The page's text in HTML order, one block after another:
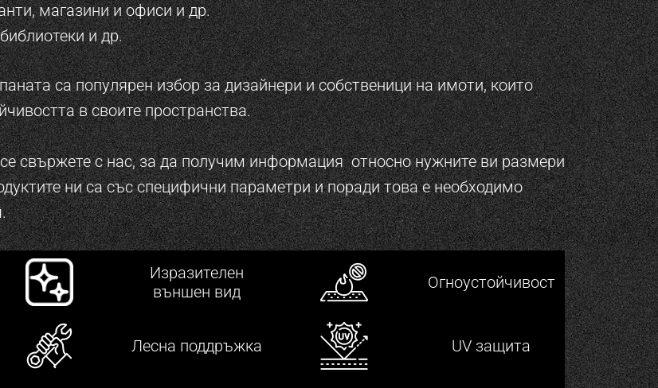
магазини и офиси и др.
и др.
са популярен избор за дизайнери и собственици на имоти, които
в своите пространства.
свържете с нас, за да получим информация относно нужните ви размери
ни са със специфични параметри и поради това е необходимо
Изразителен
външен вид
Огноустойчивост
Лесна поддръжка UV защита